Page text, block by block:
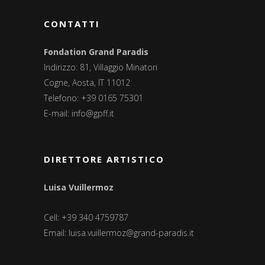
CONTATTI
Fondation Grand Paradis
Indirizzo: 81, Villaggio Minatori
Cogne, Aosta, IT 11012
Telefono: +39 0165 75301
E-mail: info@gpff.it
DIRETTORE ARTISTICO
Luisa Vuillermoz
Cell: +39 340 4759787
Email: luisa.vuillermoz@grand-paradis.it